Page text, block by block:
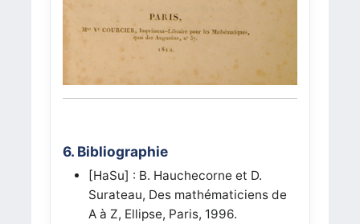
6. Bibliographie
[HaSu] : B. Hauchecorne et D.
Surateau, Des mathématiciens de
A à Z, Ellipse, Paris, 1996.